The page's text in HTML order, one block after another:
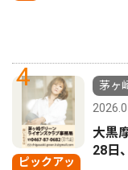
4
ピックアッ
茅ヶ
大黒
28日